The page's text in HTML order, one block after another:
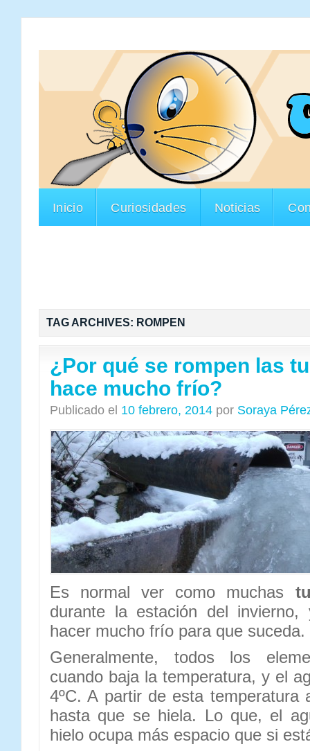
Inicio Curiosidades Noticias
TAG ARCHIVES: ROMPEN
¿Por qué se rompen las
hace mucho frío?
Publicado el 10 febrero, 2014 por Soraya
Es normal ver como muchas
durante la estación del
hacer mucho frío para que suceda.
Generalmente, todos los
cuando baja la temperatura, y el
4ºC. A partir de esta temperatura
hasta que se hiela. Lo que, el
hielo ocupa más espacio que si